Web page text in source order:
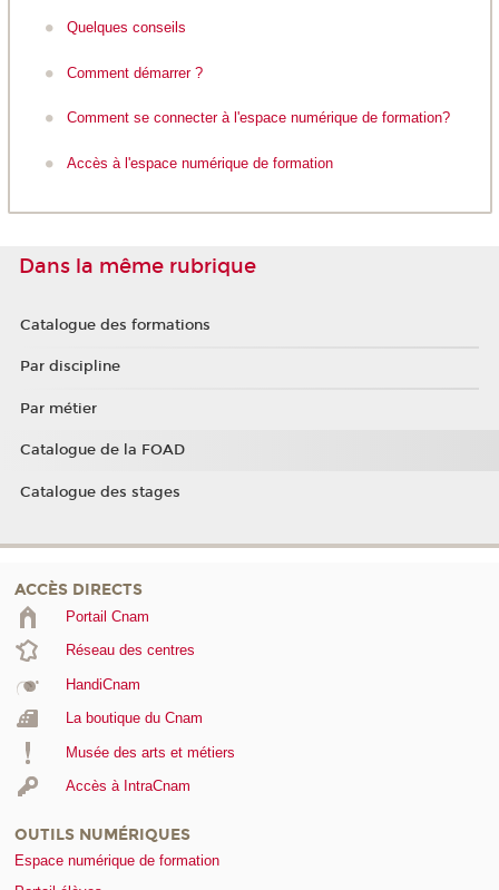
Quelques conseils
Comment démarrer ?
Comment se connecter à l'espace numérique de formation?
Accès à l'espace numérique de formation
Dans la même rubrique
Catalogue des formations
Par discipline
Par métier
Catalogue de la FOAD
Catalogue des stages
ACCÈS DIRECTS
Portail Cnam
Réseau des centres
HandiCnam
La boutique du Cnam
Musée des arts et métiers
Accès à IntraCnam
OUTILS NUMÉRIQUES
Espace numérique de formation